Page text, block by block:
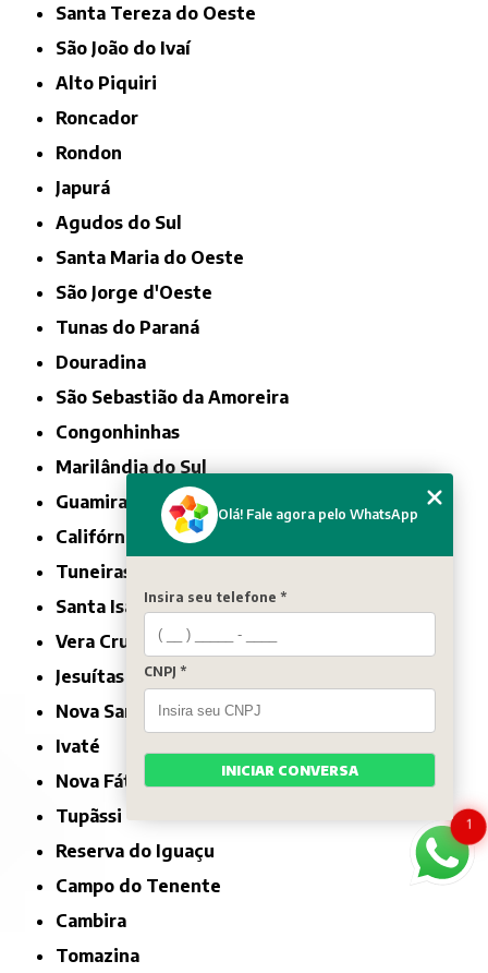
Santa Tereza do Oeste
São João do Ivaí
Alto Piquiri
Roncador
Rondon
Japurá
Agudos do Sul
Santa Maria do Oeste
São Jorge d'Oeste
Tunas do Paraná
Douradina
São Sebastião da Amoreira
Congonhinhas
Marilândia do Sul
Guamiranga
Califórnia
Tuneiras do Oeste
Santa Isabel do Ivaí
Vera Cruz do Oeste
Jesuítas
Nova Santa Rosa
Ivaté
Nova Fátima
Tupãssi
Reserva do Iguaçu
Campo do Tenente
Cambira
Tomazina
1
Olá! Fale agora pelo WhatsApp
Insira seu telefone *
CNPJ *
INICIAR CONVERSA